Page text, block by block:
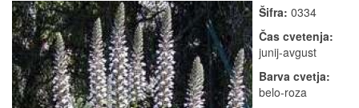
Šifra: 0334
Čas cvetenja:
junij-avgust
Barva cvetja:
belo-roza